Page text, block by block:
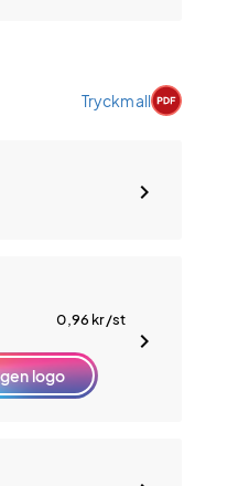
Tryckmall
0,96 kr/st
logo